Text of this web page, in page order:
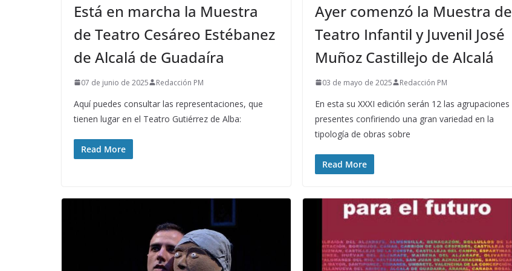
Está en marcha la Muestra
de Teatro Cesáreo Estébanez
de Alcalá de Guadaíra
07 de junio de 2025 Redacción PM
Aquí puedes consultar las representaciones, que
tienen lugar en el Teatro Gutiérrez de Alba:
Read More
Ayer comenzó la Muestra de
Teatro Infantil y Juvenil José
Muñoz Castillejo de Alcalá
03 de mayo de 2025 Redacción PM
En esta su XXXI edición serán 12 las agrupaciones
presentes confiriendo una gran variedad en la
tipología de obras sobre
Read More